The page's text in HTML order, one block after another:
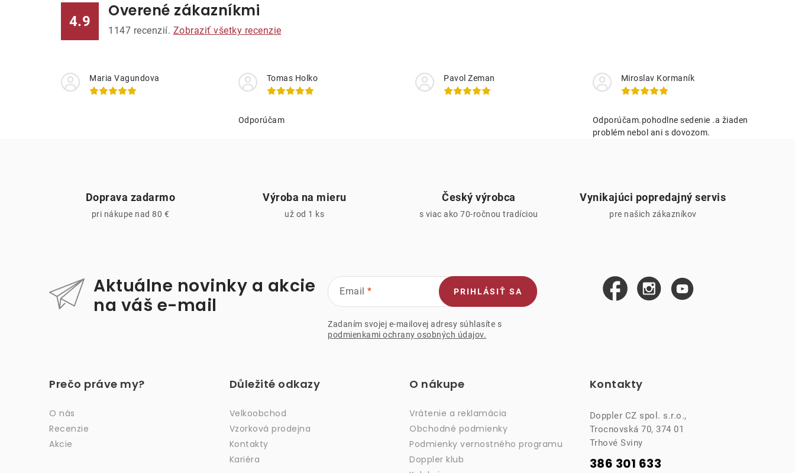
l
á
a
c
e
v
k
p
4.9
Overené zákazníkmi
1147 recenzií. Zobraziť všetky recenzie
Maria Vagundova Tomas Holko
Odporúčam
Pavol Zeman Miroslav Kormaník
Odporúčam.pohodlne sedenie .a žiaden
problém nebol ani s dovozom.
Doprava zadarmo
pri nákupe nad 80 €
Výroba na mieru
už od 1 ks
Český výrobca
s viac ako 70-ročnou tradíciou
Vynikajúci popredajný servis
pre našich zákazníkov
Aktuálne novinky a akcie
na váš e-mail
Email
Zadaním svojej e-mailovej adresy súhlasíte s
podmienkami ochrany osobných údajov.
PRIHLÁSIŤ SA
Prečo práve my?
O nás
Recenzie
Akcie
Důležité odkazy
Velkoobchod
Vzorková prodejna
Kontakty
Kariéra
O nákupe
Vrátenie a reklamácia
Obchodné podmienky
Podmienky vernostného programu
Doppler klub
Kontakty
Doppler CZ spol. s.r.o.,
Trocnovská 70, 374 01
Trhové Sviny
386 301 633